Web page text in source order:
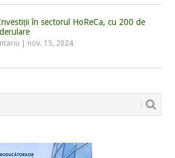
în sectorul HoReCa, cu 200 de
nov. 15, 2024